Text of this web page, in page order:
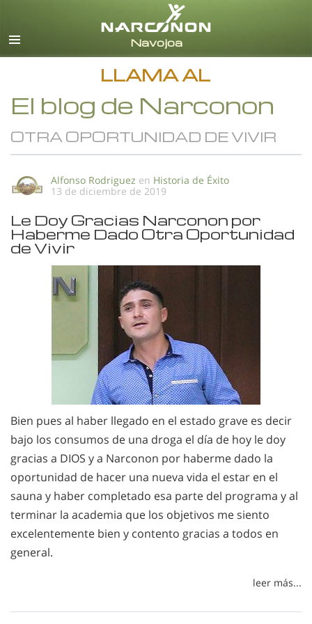
Español
Todas las Regiones/Idiomas
LLAMA AL
El blog de Narconon
OTRA OPORTUNIDAD DE VIVIR
Alfonso Rodriguez en Historia de Éxito
13 de diciembre de 2019
Le Doy Gracias Narconon por
Haberme Dado Otra Oportunidad
de Vivir
Bien pues al haber llegado en el estado grave es decir
bajo los consumos de una droga el día de hoy le doy
gracias a DIOS y a Narconon por haberme dado la
oportunidad de hacer una nueva vida el estar en el
sauna y haber completado esa parte del programa y al
terminar la academia que los objetivos me siento
excelentemente bien y contento gracias a todos en
general.
leer más...